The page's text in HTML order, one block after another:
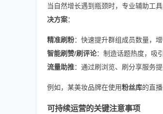
当自然增长遇到瓶颈时，专业辅助工具
决方案：
精准刷粉：快速提升群组成员数量，
智能刷赞/刷评论：制造话题热度，吸
流量助推：通过刷浏览、刷分享服务
例如，某美妆品牌在使用粉丝库的直
可持续运营的关键注意事项